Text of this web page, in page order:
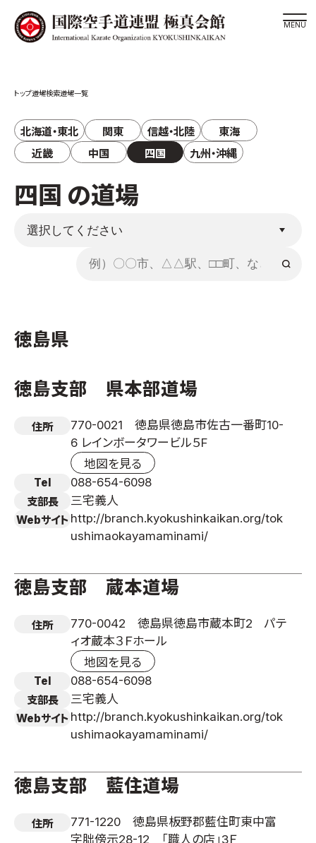
極真会館の世界
極真会館の理念
松井章奎館長 紹介
極真会館の概要
本部からのお知らせ
公式大会
公式記録
試合規則
青少年部・保護者の方へ
会員制度
取材のお申し込み
よくある質問
プライバシーポリシー
サイトマップ
日本語
道場検索道場一覧
北海道・東北 関東 信越・北陸
東海
近畿
中国 四国 九州・沖縄
四国 の道場
徳島県
徳島支部 県本部道場
住所
770-0021 徳島県徳島市佐古一番町10-
6 レインボータワービル５F
地図を見る
Tel 088-654-6098
支部長 三宅義人
Webサイト http://branch.kyokushinkaikan.org/tok
ushimaokayamaminami/
徳島支部 蔵本道場
住所
770-0042 徳島県徳島市蔵本町2 パテ
ィオ蔵本３Ｆホール
地図を見る
Tel 088-654-6098
支部長 三宅義人
Webサイト http://branch.kyokushinkaikan.org/tok
ushimaokayamaminami/
徳島支部 藍住道場
住所
771-1220 徳島県板野郡藍住町東中富
字朏傍示28-12 「職人の店」3Ｆ